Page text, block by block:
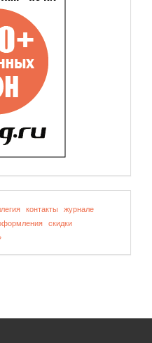
контакты
журнале
скидки